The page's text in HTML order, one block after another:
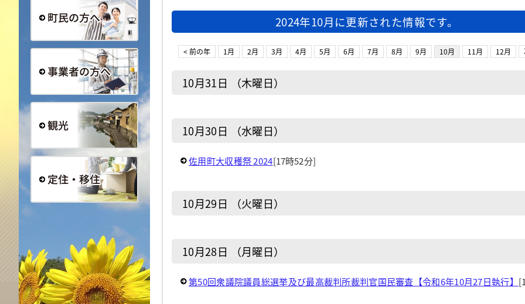
町民の方へ
事業者の方へ
定住・移住
2024年10月に更新された情報です。
< 前の年 1月 2月 3月 4月 5月 6月 7月 8月 9月 10月 11月 12月
10月31日 （木曜日）
10月30日 （水曜日）
佐用町大収穫祭 2024[17時52分]
10月29日 （火曜日）
10月28日 （月曜日）
第50回衆議院議員総選挙及び最高裁判所裁判官国民審査【令和6年10月27日執行】